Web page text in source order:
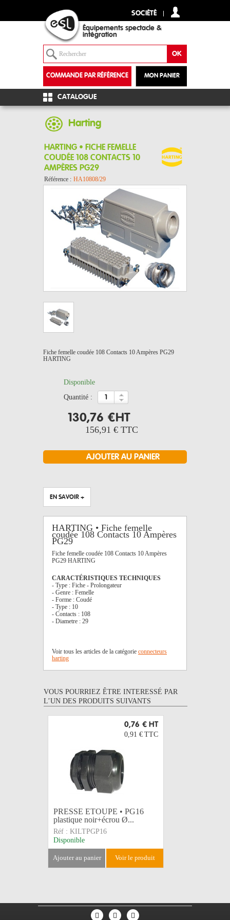
SOCIÉTÉ
Équipements spectacle &
intégration
MON PANIER
COMMANDE PAR RÉFÉRENCE
CATALOGUE
Harting
HARTING • FICHE FEMELLE
COUDÉE 108 CONTACTS 10
AMPÈRES PG29
Référence : HA10808/29
Fiche femelle coudée 108 Contacts 10 Ampères PG29
HARTING
Disponible
quantité :
130,76 €HT
156,91 € TTC
EN SAVOIR +
HARTING • Fiche femelle
coudée 108 Contacts 10 Ampères
PG29
Fiche femelle coudée 108 Contacts 10 Ampères
PG29 HARTING
CARACTÉRISTIQUES TECHNIQUES
- Type : Fiche - Prolongateur
- Genre : Femelle
- Forme : Coudé
- Type : 10
- Contacts : 108
- Diametre : 29
Voir tous les articles de la catégorie connecteurs
harting
VOUS POURRIEZ ÊTRE INTERESSÉ PAR
L’UN DES PRODUITS SUIVANTS
0,76 € HT
0,91 € TTC
PRESSE ETOUPE • PG16
plastique noir+écrou Ø...
Réf : KILTPGP16
Disponible
ajouter au panier voir le produit